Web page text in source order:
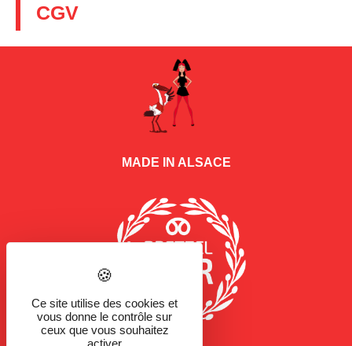
CGV
MADE IN ALSACE
Ce site utilise des cookies et
vous donne le contrôle sur
ceux que vous souhaitez
activer